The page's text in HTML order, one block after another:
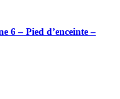
6 – Pied d’enceinte –